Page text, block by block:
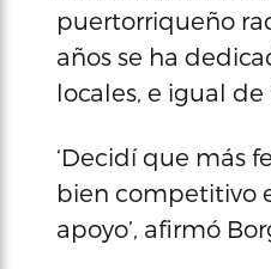
puertorriqueño
años se ha
locales, e igual
‘Decidí que más
bien competitivo
apoyo’, afirmó